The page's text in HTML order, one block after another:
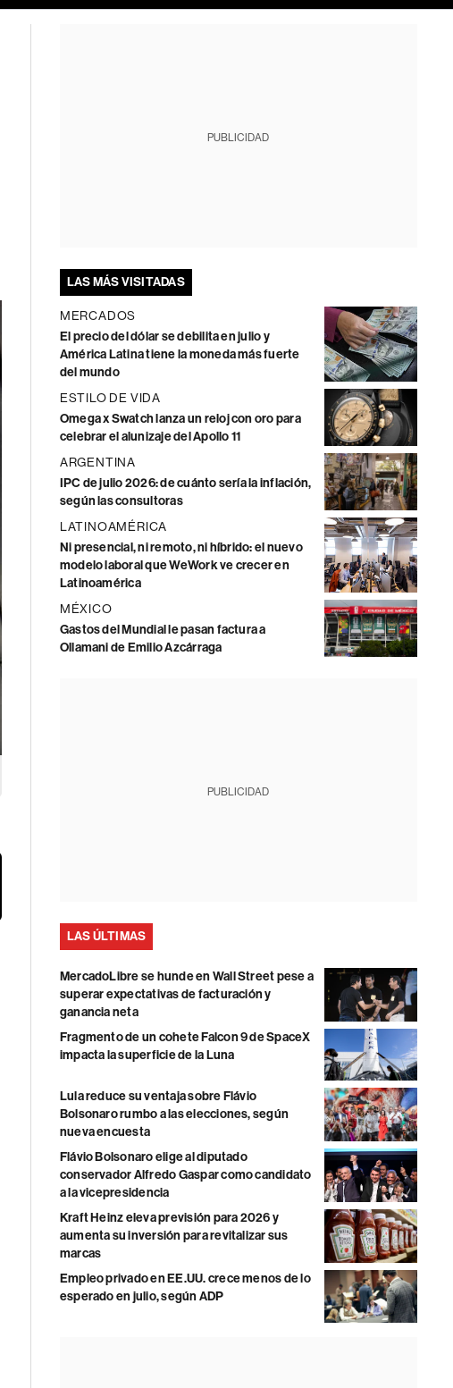
PUBLICIDAD
LAS MÁS VISITADAS
MERCADOS
El precio del dólar se debilita en julio y
América Latina tiene la moneda más fuerte
del mundo
ESTILO DE VIDA
Omega x Swatch lanza un reloj con oro para
celebrar el alunizaje del Apollo 11
ARGENTINA
IPC de julio 2026: de cuánto sería la inflación,
según las consultoras
LATINOAMÉRICA
Ni presencial, ni remoto, ni híbrido: el nuevo
modelo laboral que WeWork ve crecer en
Latinoamérica
MÉXICO
Gastos del Mundial le pasan factura a
Ollamani de Emilio Azcárraga
PUBLICIDAD
LAS ÚLTIMAS
MercadoLibre se hunde en Wall Street pese a
superar expectativas de facturación y
ganancia neta
Fragmento de un cohete Falcon 9 de SpaceX
impacta la superficie de la Luna
Lula reduce su ventaja sobre Flávio
Bolsonaro rumbo a las elecciones, según
nueva encuesta
Flávio Bolsonaro elige al diputado
conservador Alfredo Gaspar como candidato
a la vicepresidencia
Kraft Heinz eleva previsión para 2026 y
aumenta su inversión para revitalizar sus
marcas
Empleo privado en EE.UU. crece menos de lo
esperado en julio, según ADP